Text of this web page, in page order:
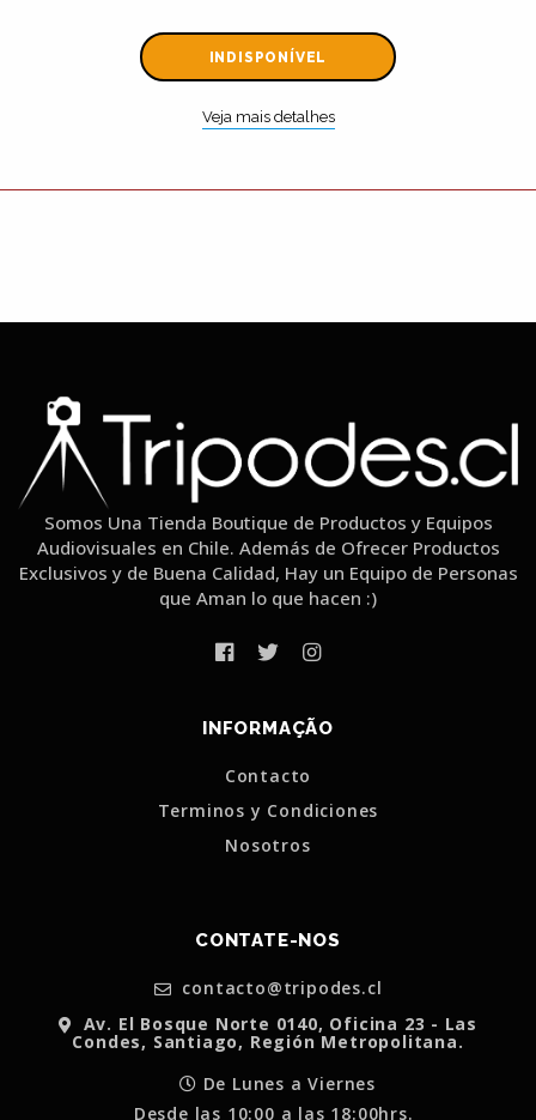
INDISPONÍVEL
Veja mais detalhes
Somos Una Tienda Boutique de Productos y Equipos
Audiovisuales en Chile. Además de Ofrecer Productos
Exclusivos y de Buena Calidad, Hay un Equipo de Personas
que Aman lo que hacen :)
INFORMAÇÃO
Contacto
Terminos y Condiciones
Nosotros
CONTATE-NOS
contacto@tripodes.cl
Av. El Bosque Norte 0140, Oficina 23 - Las
Condes, Santiago, Región Metropolitana.
De Lunes a Viernes
Desde las 10:00 a las 18:00hrs.